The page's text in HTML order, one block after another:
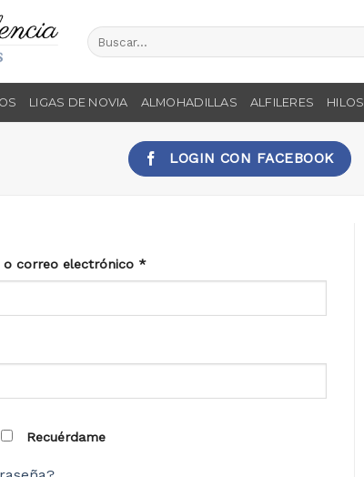
LIGAS DE NOVIA ALMOHADILLAS ALFILERES HILOS
LOGIN CON FACEBOOK
o correo electrónico *
Recuérdame